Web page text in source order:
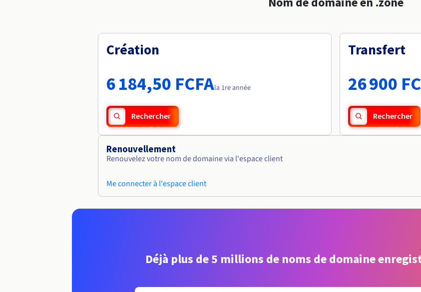
Création
6 184,50 FCFAla 1re année
Rechercher
Transfert
26 900
Rechercher
Renouvellement
Renouvelez votre nom de domaine via l'espace client
Me connecter à l'espace client
Déjà plus de 5 millions de noms de domaine